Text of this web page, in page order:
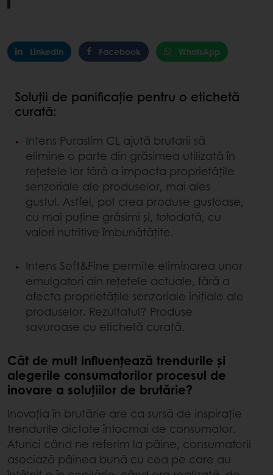
LinkedIn Facebook WhatsApp
Soluții de panificație pentru o etichetă
curată:
Intens Puraslim CL ajută brutarii să
elimine o parte din grăsimea utilizată în
rețetele lor fără a impacta proprietățile
senzoriale ale produselor, mai ales
gustul. Astfel, pot crea produse gustoase,
cu mai puține grăsimi și, totodată, cu
valori nutritive îmbunătățite.
Intens Soft&Fine permite eliminarea unor
emulgatori din rețetele actuale, fără a
afecta proprietățile senzoriale inițiale ale
produselor. Rezultatul? Produse
savuroase cu etichetă curată.
Cât de mult influențează trendurile și
alegerile consumatorilor procesul de
inovare a soluțiilor de brutărie?
Inovația în brutărie are ca sursă de inspirație
trendurile dictate întocmai de consumator.
Atunci când ne referim la pâine, consumatorii
asociază pâinea bună cu cea pe care au